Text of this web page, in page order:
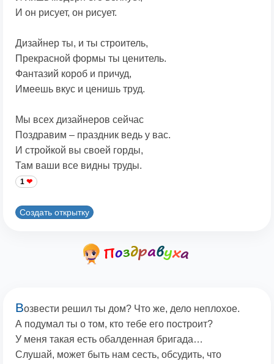
И он рисует, он рисует.
Дизайнер ты, и ты строитель,
Прекрасной формы ты ценитель.
Фантазий короб и причуд,
Имеешь вкус и ценишь труд.
Мы всех дизайнеров сейчас
Поздравим – праздник ведь у вас.
И стройкой вы своей горды,
Там ваши все видны труды.
1
Создать открытку
Возвести решил ты дом? Что же, дело неплохое.
А подумал ты о том, кто тебе его построит?
У меня такая есть обалденная бригада…
Слушай, может быть нам сесть, обсудить, что